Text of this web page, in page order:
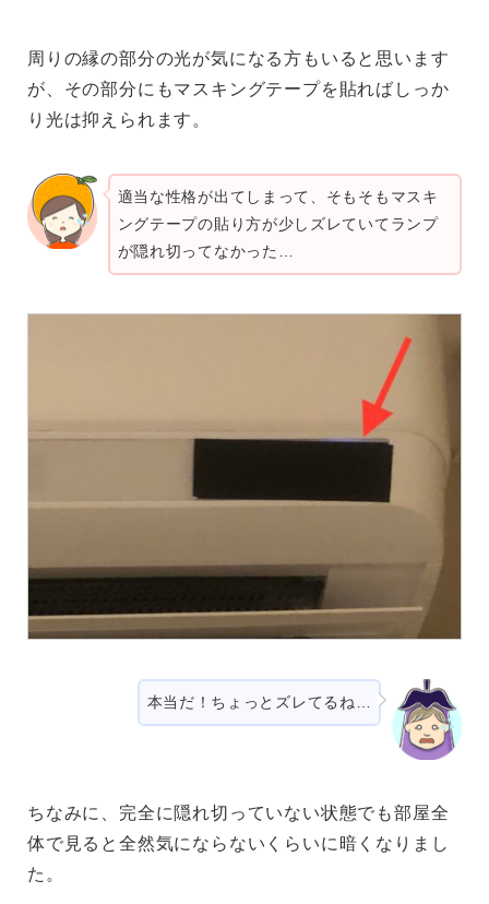
周りの縁の部分の光が気になる方もいると思います
が、その部分にもマスキングテープを貼ればしっか
り光は抑えられます。
適当な性格が出てしまって、そもそもマスキ
ングテープの貼り方が少しズレていてランプ
が隠れ切ってなかった…
本当だ！ちょっとズレてるね…
ちなみに、完全に隠れ切っていない状態でも部屋全
体で見ると全然気にならないくらいに暗くなりまし
た。